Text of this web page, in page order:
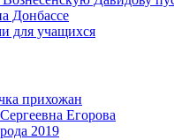
Донбассе
для учащихся
прихожан
Егорова
2019